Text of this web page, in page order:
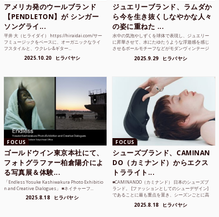
アメリカ発のウールブランド
【PENDLETON】が シンガー
ソングライ...
平井 大（ヒライダイ） https://hiraidai.com/サー
フミュージックをベースに、オーガニックなライ
フスタイルと、ウクレレ&ギター...
2025.10.20 ヒラバヤシ
ジュエリーブランド、ラムダか
ら今を生き抜くしなやかな人々
の姿に重ねた ...
水中の気泡やしずくを球体で表現し、ジュエリー
に昇華させて、水にたゆたうような浮遊感を感じ
させるボールモチーフなどがモダンヴィンテージ
2025.9.29 ヒラバヤシ
FOCUS
ゴールドウイン東京本社にて、
フォトグラファー柏倉陽介によ
る写真展＆体験...
「Endless Yosuke Kashiwakura Photo Exhibitio
n and Creative Dialogues」 ■ネイチャーフ...
2025.8.18 ヒラバヤシ
FOCUS
シューズブランド、CAMINAN
DO（カミナンド）からエクス
トラライト...
■CAMINANDO（カミナンド） 日本のシューズブ
ランド。 [ファッションとしてのシューデザイン]
であることに最も重点を置き、シーズンごとに高
2025.8.18 ヒラバヤシ